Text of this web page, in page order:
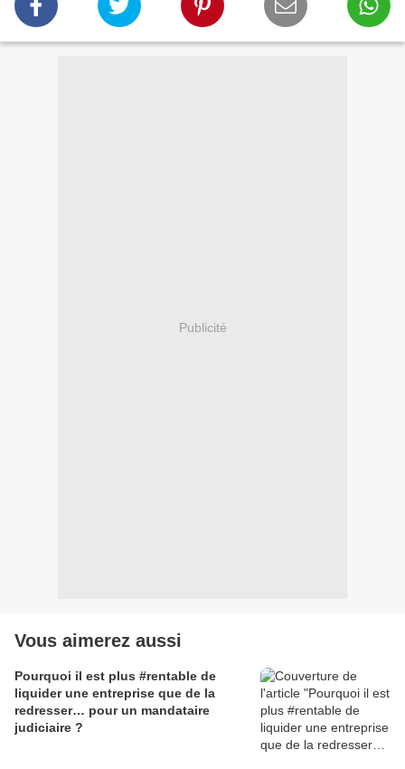
Publicité
Vous aimerez aussi
Pourquoi il est plus #rentable de
liquider une entreprise que de la
redresser… pour un mandataire
judiciaire ?